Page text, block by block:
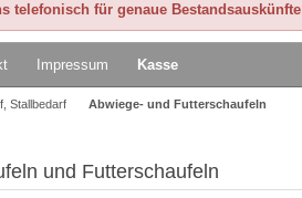
telefonisch für genaue
Impressum Kasse
Stallbedarf Abwiege- und Futterschaufeln
und Futterschaufeln